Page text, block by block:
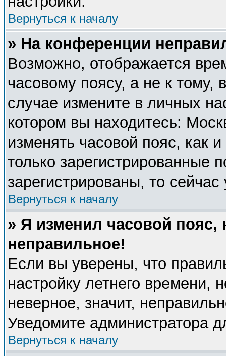
Вернуться к началу
» На конференции
Возможно, отображается
часовому поясу, а не к тому,
случае измените в личных
котором вы находитесь:
изменять часовой пояс, как
только зарегистрированные
зарегистрированы, то
Вернуться к началу
» Я изменил часовой пояс,
неправильное!
Если вы уверены, что
настройку летнего времени,
неверное, значит,
Уведомите администратора
Вернуться к началу